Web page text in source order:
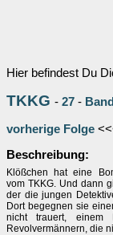
Hier befindest Du
TKKG - 27 -
vorherige Folge
Beschreibung:
Klößchen hat eine
vom TKKG. Und dann
der die jungen
Dort begegnen sie
nicht trauert, einem
Revolvermännern, die